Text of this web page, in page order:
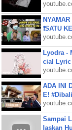
❗SATU
Lyodra -
cial Lyric
ADA INI
E!
Sampai
laskan